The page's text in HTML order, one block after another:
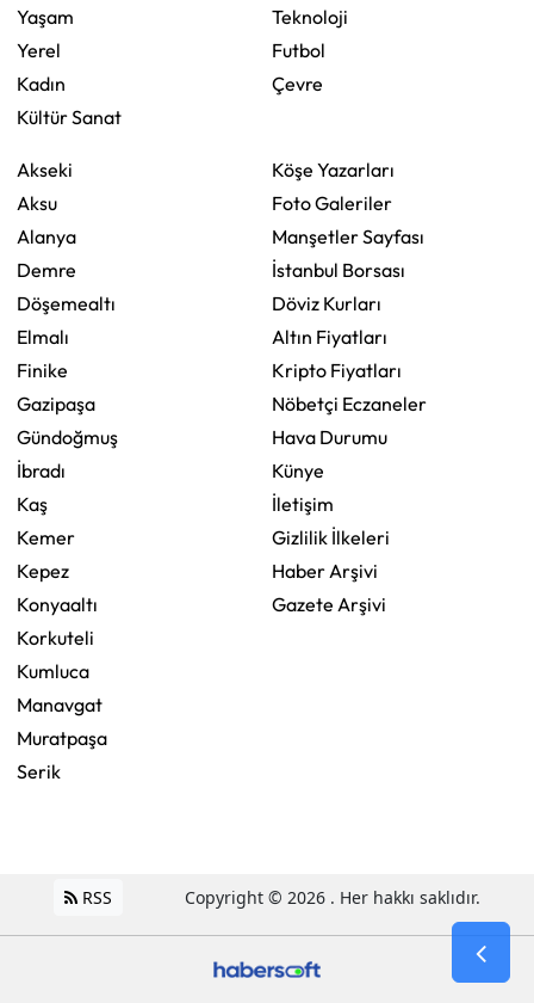
Yaşam
Yerel
Kadın
Kültür Sanat
Teknoloji
Futbol
Çevre
Akseki
Aksu
Alanya
Demre
Döşemealtı
Elmalı
Finike
Gazipaşa
Gündoğmuş
İbradı
Kaş
Kemer
Kepez
Konyaaltı
Korkuteli
Kumluca
Manavgat
Muratpaşa
Serik
Köşe Yazarları
Foto Galeriler
Manşetler Sayfası
İstanbul Borsası
Döviz Kurları
Altın Fiyatları
Kripto Fiyatları
Nöbetçi Eczaneler
Hava Durumu
Künye
İletişim
Gizlilik İlkeleri
Haber Arşivi
Gazete Arşivi
RSS Copyright © 2026 . Her hakkı saklıdır.